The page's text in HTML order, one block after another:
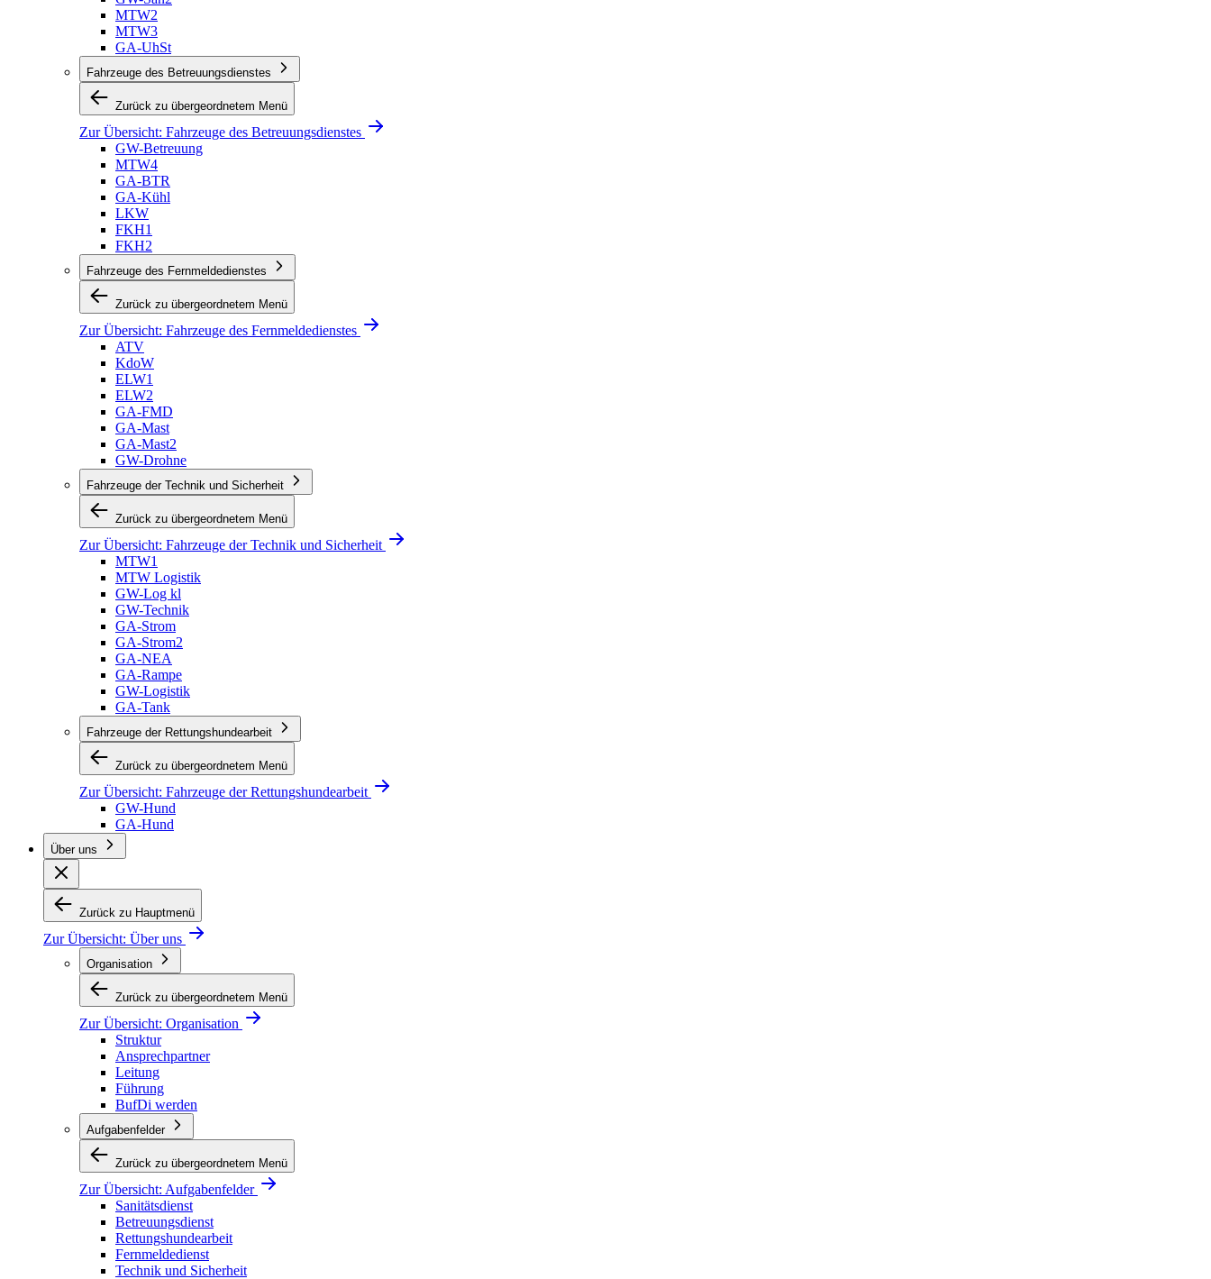
MTW2
MTW3
GA-UhSt
Fahrzeuge des Betreuungsdienstes
Zurück zu übergeordnetem Menü
Zur Übersicht: Fahrzeuge des Betreuungsdienstes
GW-Betreuung
MTW4
GA-BTR
GA-Kühl
LKW
FKH1
FKH2
Fahrzeuge des Fernmeldedienstes
Zurück zu übergeordnetem Menü
Zur Übersicht: Fahrzeuge des Fernmeldedienstes
ATV
KdoW
ELW1
ELW2
GA-FMD
GA-Mast
GA-Mast2
GW-Drohne
Fahrzeuge der Technik und Sicherheit
Zurück zu übergeordnetem Menü
Zur Übersicht: Fahrzeuge der Technik und Sicherheit
MTW1
MTW Logistik
GW-Log kl
GW-Technik
GA-Strom
GA-Strom2
GA-NEA
GA-Rampe
GW-Logistik
GA-Tank
Fahrzeuge der Rettungshundearbeit
Zurück zu übergeordnetem Menü
Zur Übersicht: Fahrzeuge der Rettungshundearbeit
GW-Hund
GA-Hund
Über uns
Zurück zu Hauptmenü
Zur Übersicht: Über uns
Organisation
Zurück zu übergeordnetem Menü
Zur Übersicht: Organisation
Struktur
Ansprechpartner
Leitung
Führung
BufDi werden
Aufgabenfelder
Zurück zu übergeordnetem Menü
Zur Übersicht: Aufgabenfelder
Sanitätsdienst
Betreuungsdienst
Rettungshundearbeit
Fernmeldedienst
Technik und Sicherheit